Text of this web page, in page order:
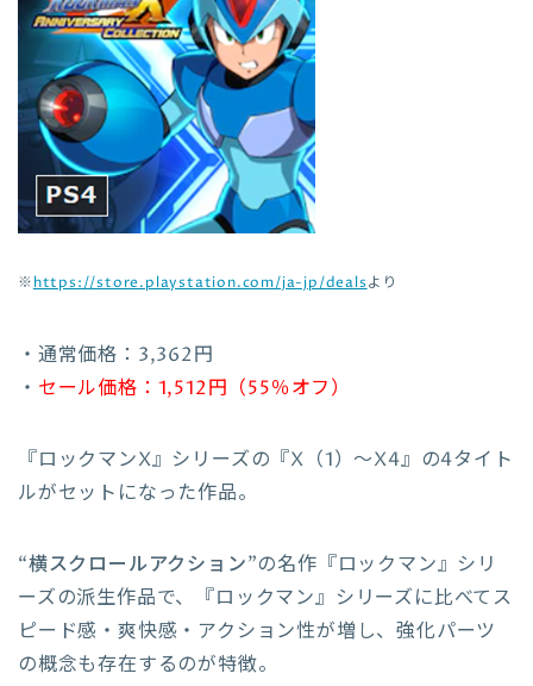
※https://store.playstation.com/ja-jp/dealsより
・通常価格：3,362円
・ セール価格：1,512円（55％オフ）
『ロックマンX』シリーズの『X（1）～X4』の4タイト
ルがセットになった作品。
“横スクロールアクション”の名作『ロックマン』シリ
ーズの派生作品で、『ロックマン』シリーズに比べてス
ピード感・爽快感・アクション性が増し、強化パーツ
の概念も存在するのが特徴。